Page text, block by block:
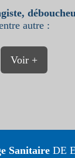
autre :
Voir +
SanitaireDE